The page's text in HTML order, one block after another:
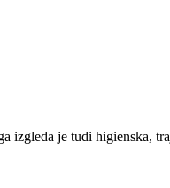
je tudi higienska,